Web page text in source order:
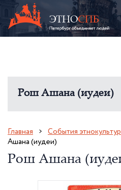
Рош Ашана (иудеи)
Главная События
Ашана (иудеи)
Рош Ашана